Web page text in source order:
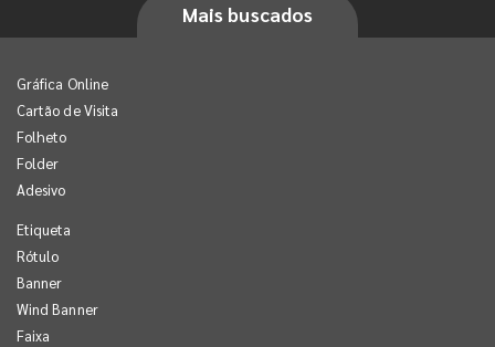
Mais buscados
Gráfica Online
Cartão de Visita
Folheto
Folder
Adesivo
Etiqueta
Rótulo
Banner
Wind Banner
Faixa